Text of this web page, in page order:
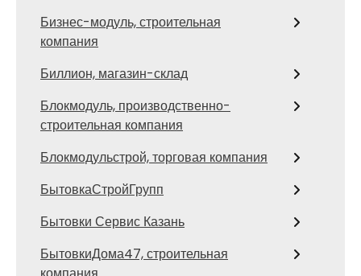
Бизнес-модуль, строительная
компания
Биллион, магазин-склад
Блокмодуль, производственно-
строительная компания
Блокмодульстрой, торговая компания
БытовкаСтройГрупп
Бытовки Сервис Казань
БытовкиДома47, строительная